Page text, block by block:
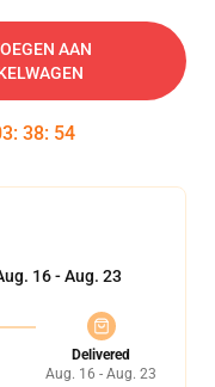
AAN
: 38: 53
16 - Aug. 23
Delivered
Aug. 16 - Aug. 23